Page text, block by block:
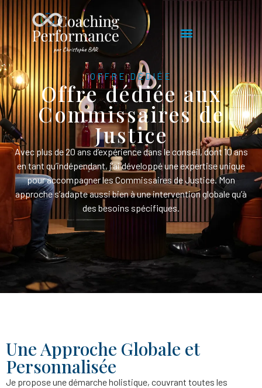
OFFRE DÉDIÉE
Offre dédiée aux
Commissaires de
Justice
Avec plus de 20 ans d’expérience dans le conseil, dont 10 ans
en tant qu’indépendant, j’ai développé une expertise unique
pour accompagner les Commissaires de Justice. Mon
approche s’adapte aussi bien à une intervention globale qu’à
des besoins spécifiques.
Une Approche Globale et
Personnalisée
Je propose une démarche holistique, couvrant toutes les